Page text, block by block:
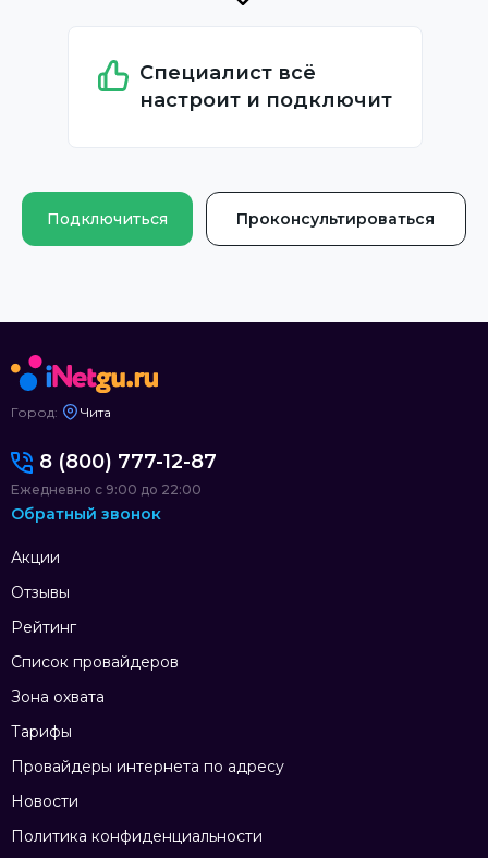
Специалист всё
настроит и подключит
Подключиться Проконсультироваться
Город: Чита
Акции
Отзывы
Рейтинг
Список провайдеров
Зона охвата
Тарифы
Провайдеры интернета по адресу
Новости
Политика конфиденциальности
8 (800) 777-12-87
Ежедневно с 9:00 до 22:00
Обратный звонок